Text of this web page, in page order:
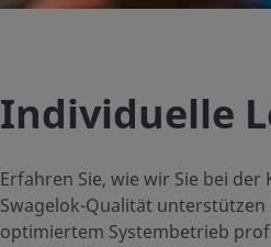
Individuelle
Erfahren Sie, wie wir Sie bei
Swagelok-Qualität
optimiertem Systembetrieb